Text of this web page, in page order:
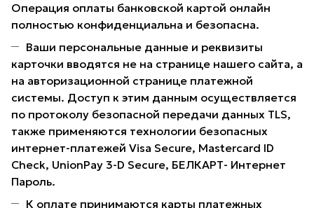
Операция оплаты банковской картой онлайн
полностью конфиденциальна и безопасна.
Ваши персональные данные и реквизиты
карточки вводятся не на странице нашего сайта, а
на авторизационной странице платежной
системы. Доступ к этим данным осуществляется
по протоколу безопасной передачи данных TLS,
также применяются технологии безопасных
интернет-платежей Visa Secure, Mastercard ID
Check, UnionPay 3-D Secure, БЕЛКАРТ- Интернет
Пароль.
К оплате принимаются карты платежных